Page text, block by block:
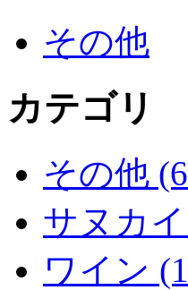
その他
カテゴリ
その他
サヌカ
ワイン